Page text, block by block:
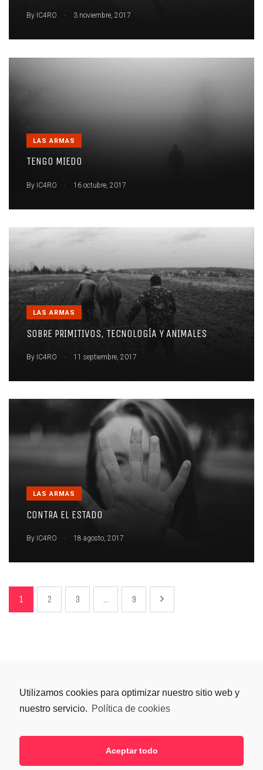
Utilizamos cookies para optimizar nuestro sitio web y
nuestro servicio. Política de cookies
Aceptar todo
By IC4RO . 3 noviembre, 2017
LAS ARMAS
TENGO MIEDO
By IC4RO . 16 octubre, 2017
LAS ARMAS
SOBRE PRIMITIVOS, TECNOLOGÍA Y ANIMALES
By IC4RO . 11 septiembre, 2017
LAS ARMAS
CONTRA EL ESTADO
By IC4RO . 18 agosto, 2017
1 2 3 9